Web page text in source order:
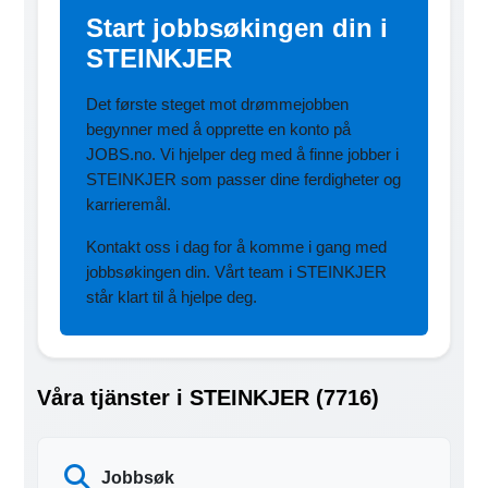
Start jobbsøkingen din i
STEINKJER
Det første steget mot drømmejobben
begynner med å opprette en konto på
JOBS.no. Vi hjelper deg med å finne jobber i
STEINKJER som passer dine ferdigheter og
karrieremål.
Kontakt oss i dag for å komme i gang med
jobbsøkingen din. Vårt team i STEINKJER
står klart til å hjelpe deg.
Våra tjänster i STEINKJER (7716)
Jobbsøk